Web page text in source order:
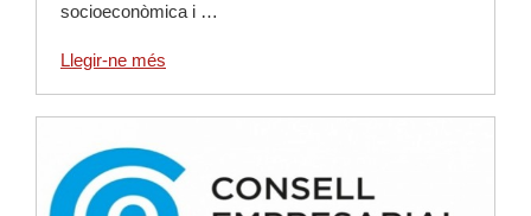
socioeconòmica i …
Llegir-ne més